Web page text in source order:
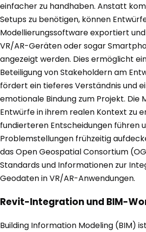
einfacher zu handhaben. Anstatt
Setups zu benötigen, können
Modellierungssoftware exportiert
VR/AR-Geräten oder sogar
angezeigt werden. Dies ermöglicht
Beteiligung von Stakeholdern am
fördert ein tieferes Verständnis und
emotionale Bindung zum Projekt. Die
Entwürfe in ihrem realen Kontext zu
fundierteren Entscheidungen führen
Problemstellungen frühzeitig
das Open Geospatial Consortium
Standards und Informationen zur
Geodaten in VR/AR-Anwendungen.
Revit-Integration und BIM-
Building Information Modeling (BIM)